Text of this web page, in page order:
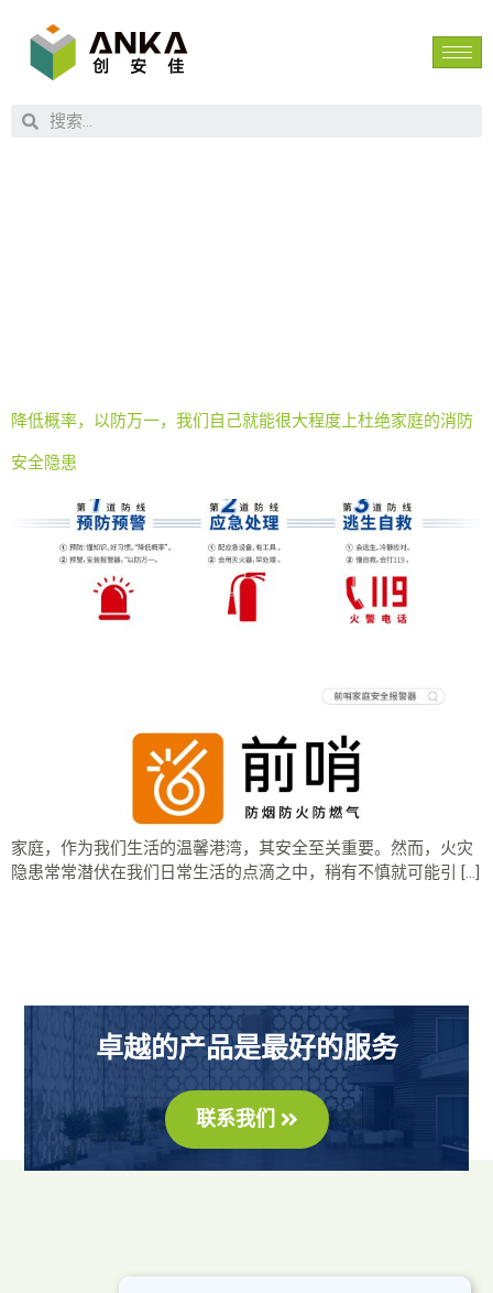
降低概率，以防万一，我们自己就能很大程度上杜绝家庭的消防
安全隐患
家庭，作为我们生活的温馨港湾，其安全至关重要。然而，火灾
隐患常常潜伏在我们日常生活的点滴之中，稍有不慎就可能引 […]
卓越的产品是最好的服务
联系我们